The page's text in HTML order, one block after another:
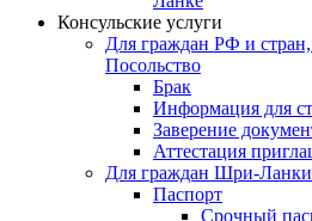
Консульские услуги
Для граждан РФ и стран,
Посольство
Брак
Информация для
Заверение
Аттестация
Для граждан Шри-Ланки
Паспорт
Срочный